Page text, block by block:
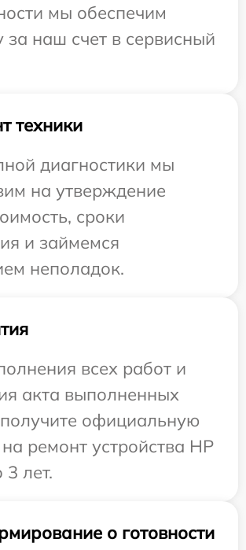
мы обеспечим
за наш счет в сервисный
техники
диагностики мы
на утверждение
сроки
и займемся
неполадок.
всех работ и
акта выполненных
официальную
ремонт устройства HP
лет.
о готовности